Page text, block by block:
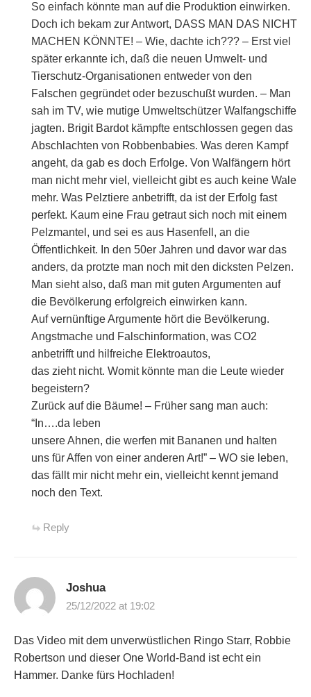
So einfach könnte man auf die Produktion einwirken.
Doch ich bekam zur Antwort, DASS MAN DAS NICHT
MACHEN KÖNNTE! – Wie, dachte ich??? – Erst viel
später erkannte ich, daß die neuen Umwelt- und
Tierschutz-Organisationen entweder von den
Falschen gegründet oder bezuschußt wurden. – Man
sah im TV, wie mutige Umweltschützer Walfangschiffe
jagten. Brigit Bardot kämpfte entschlossen gegen das
Abschlachten von Robbenbabies. Was deren Kampf
angeht, da gab es doch Erfolge. Von Walfängern hört
man nicht mehr viel, vielleicht gibt es auch keine Wale
mehr. Was Pelztiere anbetrifft, da ist der Erfolg fast
perfekt. Kaum eine Frau getraut sich noch mit einem
Pelzmantel, und sei es aus Hasenfell, an die
Öffentlichkeit. In den 50er Jahren und davor war das
anders, da protzte man noch mit den dicksten Pelzen.
Man sieht also, daß man mit guten Argumenten auf
die Bevölkerung erfolgreich einwirken kann.
Auf vernünftige Argumente hört die Bevölkerung.
Angstmache und Falschinformation, was CO2
anbetrifft und hilfreiche Elektroautos,
das zieht nicht. Womit könnte man die Leute wieder
begeistern?
Zurück auf die Bäume! – Früher sang man auch:
“In….da leben
unsere Ahnen, die werfen mit Bananen und halten
uns für Affen von einer anderen Art!” – WO sie leben,
das fällt mir nicht mehr ein, vielleicht kennt jemand
noch den Text.
Reply
Joshua
25/12/2022 at 19:02
Das Video mit dem unverwüstlichen Ringo Starr, Robbie
Robertson und dieser One World-Band ist echt ein
Hammer. Danke fürs Hochladen!